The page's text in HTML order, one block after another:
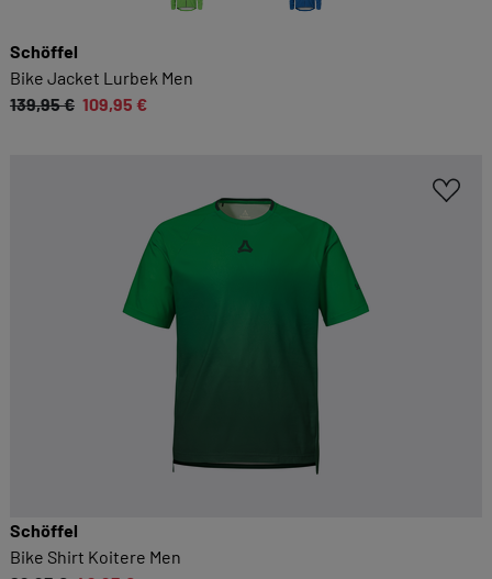
Cookies. Sie können Ihre Zustimmung zu ganzen
Kategorien geben oder sich weitere Informationen
anzeigen lassen und so nur bestimmte Cookies
| Einwilligung nicht erteilen
ESSENZIELL
Essenzielle Cookies ermöglichen grundlegende
Funktion dieses Onlineshops erforderlich.
Cookie-Informationen anzeigen
Wir möchten die Bedienung dieses Shops für
Sie möglichst komfortabel gestalten.
Schöffel
Bike Jacket Lurbek Men
139,95 € 109,95 €
Schöffel
Bike Shirt Koitere Men